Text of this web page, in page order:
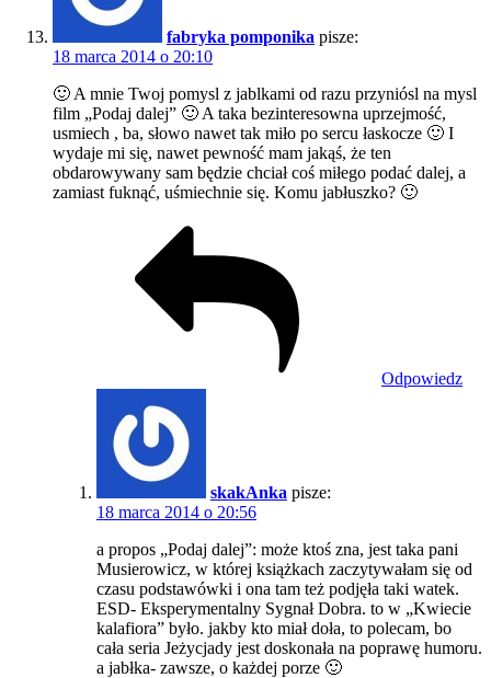
fabryka pomponika pisze:
18 marca 2014 o 20:10
🙂 A mnie Twoj pomysl z jablkami od razu przyniósl na mysl
film „Podaj dalej” 🙂 A taka bezinteresowna uprzejmość,
usmiech , ba, słowo nawet tak miło po sercu łaskocze 🙂 I
wydaje mi się, nawet pewność mam jakąś, że ten
obdarowywany sam będzie chciał coś miłego podać dalej, a
zamiast fuknąć, uśmiechnie się. Komu jabłuszko? 🙂
Odpowiedz
skakAnka pisze:
18 marca 2014 o 20:56
a propos „Podaj dalej”: może ktoś zna, jest taka pani
Musierowicz, w której książkach zaczytywałam się od
czasu podstawówki i ona tam też podjęła taki watek.
ESD- Eksperymentalny Sygnał Dobra. to w „Kwiecie
kalafiora” było. jakby kto miał doła, to polecam, bo
cała seria Jeżycjady jest doskonała na poprawę humoru.
a jabłka- zawsze, o każdej porze 🙂